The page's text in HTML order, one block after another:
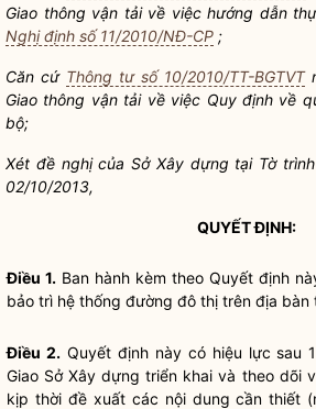
Giao thông vận tải về việc hướng dẫn
Nghị định số 11/2010/NĐ-CP ;
Căn cứ Thông tư số 10/2010/TT-BGTVT
Giao thông vận tải về việc Quy định về
bộ;
Xét đề nghị của Sở Xây dựng tại Tờ
02/10/2013,
QUYẾT ĐỊNH:
Điều 1. Ban hành kèm theo Quyết định
bảo trì hệ thống đường đô thị trên địa bàn
Điều 2.Quyết định này có hiệu lực sau
Giao Sở Xây dựng triển khai và theo dõi
kịp thời đề xuất các nội dung cần thiết